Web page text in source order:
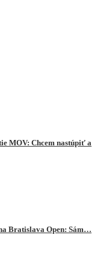
MOV: Chcem nastúpiť a
Bratislava Open: Sám…